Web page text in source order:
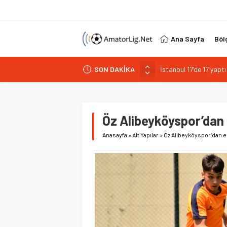
Ana Sayfa
SON DAKİKA
PGL’de alarm 32
Vefa Kulübü’nde yeni
Paşabahçespor’da
Öz
Anasayfa »Alt Yapılar » Öz Alibeyköyspor’dan